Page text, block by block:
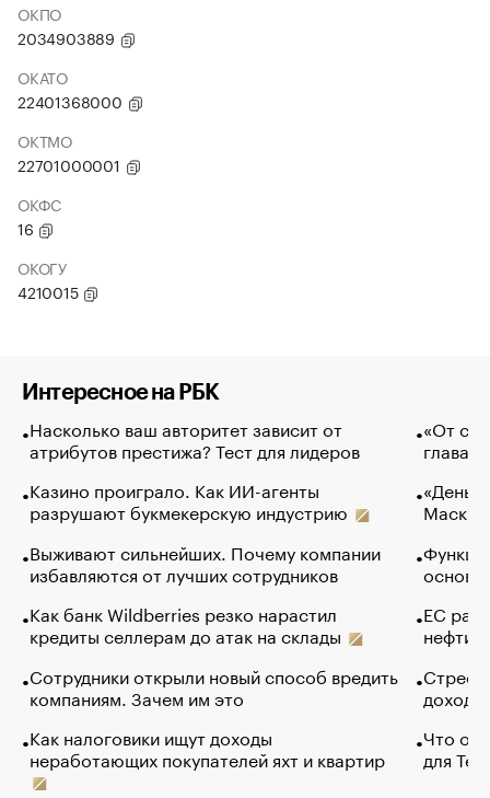
ОКПО
2034903889
ОКАТО
22401368000
ОКТМО
22701000001
ОКФС
16
ОКОГУ
4210015
Интересное на РБК
Насколько ваш авторитет зависит от
атрибутов престижа? Тест для лидеров
Казино проиграло. Как ИИ-агенты
разрушают букмекерскую индустрию
Выживают сильнейших. Почему компании
избавляются от лучших сотрудников
Как банк Wildberries резко нарастил
кредиты селлерам до атак на склады
Сотрудники открыли новый способ вредить
компаниям. Зачем им это
Как налоговики ищут доходы
неработающих покупателей яхт и квартир
«От
глава
Маск в
основ
ЕС
нефти
Что
для